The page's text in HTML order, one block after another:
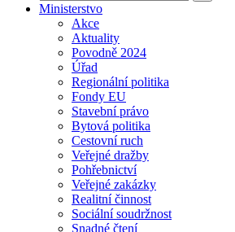
Ministerstvo
Akce
Aktuality
Povodně 2024
Úřad
Regionální politika
Fondy EU
Stavební právo
Bytová politika
Cestovní ruch
Veřejné dražby
Pohřebnictví
Veřejné zakázky
Realitní činnost
Sociální soudržnost
Snadné čtení